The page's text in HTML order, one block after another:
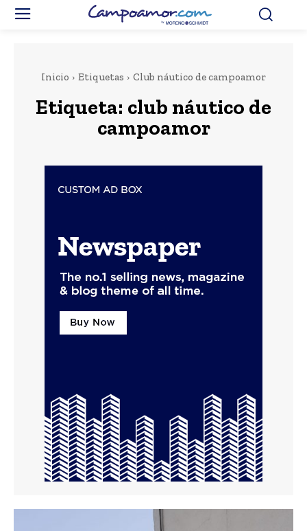
Inicio Etiquetas Club náutico de campoamor
Etiqueta: club náutico de
campoamor